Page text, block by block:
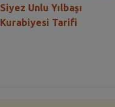
Siyez Unlu Yılbaşı
Kurabiyesi Tarifi